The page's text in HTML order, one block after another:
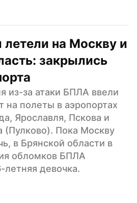
на Москву и
закрылись
из-за атаки БПЛА ввели
на полеты в аэропортах
Ярославля, Пскова и
(Пулково). Пока Москву
в Брянской области в
обломков БПЛА
летняя девочка.